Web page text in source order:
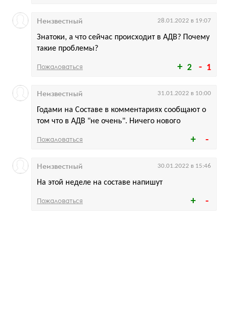
2 1
Знатоки, а что сейчас происходит в АДВ? Почему
такие проблемы?
Неизвестный 28.01.2022 в 19:07
Пожаловаться
Годами на Составе в комментариях сообщают о
том что в АДВ "не очень". Ничего нового
Неизвестный 31.01.2022 в 10:00
Пожаловаться
На этой неделе на составе напишут
Неизвестный 30.01.2022 в 15:46
Пожаловаться